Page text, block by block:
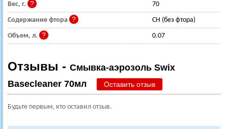
Вес, г. 70
Содержание фтора CH (без фтора)
Объем, л. 0.07
Отзывы - Смывка-аэрозоль Swix
Basecleaner 70мл
Оставить отзыв
Будьте первым, кто оставил отзыв.